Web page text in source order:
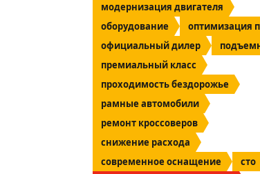
модернизация двигателя
оборудование
оптимизация
официальный дилер
премиальный класс
проходимость бездорожье
рамные автомобили
ремонт кроссоверов
снижение расхода
современное оснащение
сто